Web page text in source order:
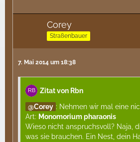
Corey
Straßenbauer
7. Mai 2014 um 18:38
Zitat von Rbn
Corey : Nehmen wir mal eine
Art: Monomorium pharaonis
Wieso nicht anspruchsvoll? Naja,
was sie brauchen. Ein Nest, dein